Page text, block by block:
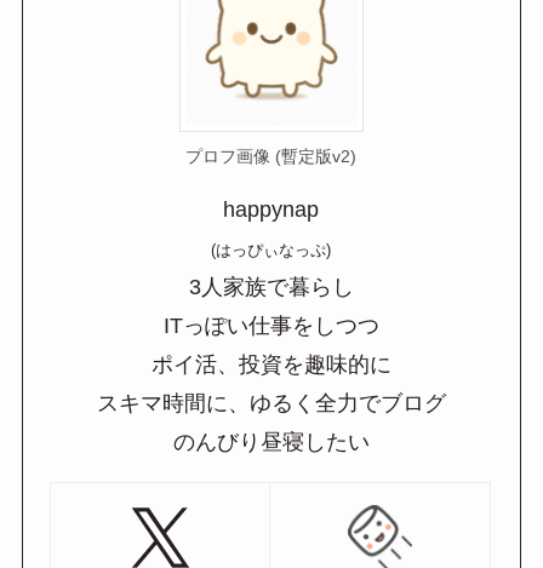
プロフ画像 (暫定版v2)
happynap
(はっぴぃなっぷ)
3人家族で暮らし
ITっぽい仕事をしつつ
ポイ活、投資を趣味的に
スキマ時間に、ゆるく全力でブログ
のんびり昼寝したい